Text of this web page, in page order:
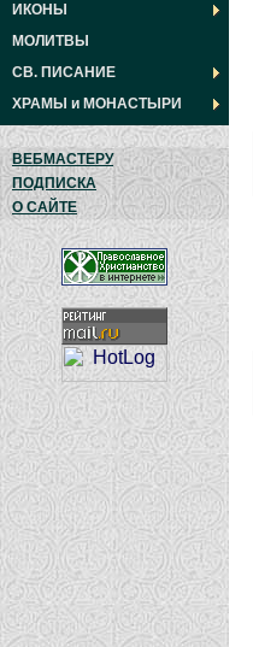
ИКОНЫ
МОЛИТВЫ
СВ. ПИСАНИЕ
ХРАМЫ и МОНАСТЫРИ
ВЕБМАСТЕРУ
ПОДПИСКА
О САЙТЕ